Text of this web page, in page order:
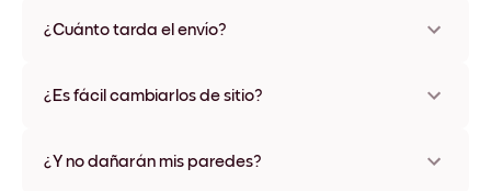
varios materiales y colores de marco, incluidas opciones sin
¿Cuánto tarda el envío?
disponibles en algunos países. Te enviaremos un número de
¿Es fácil cambiarlos de sitio?
ningún daño
¿Y no dañarán mis paredes?